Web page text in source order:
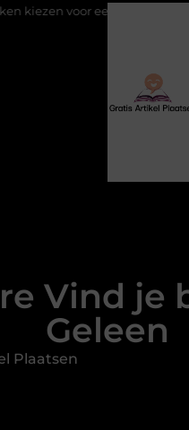
een bruiloft
Vind je
Geleen
Plaatsen